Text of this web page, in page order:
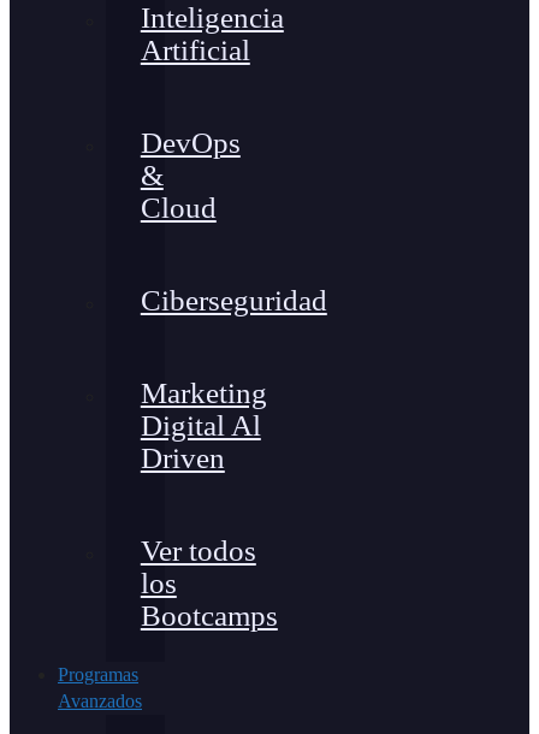
Inteligencia
Artificial
DevOps
&
Cloud
Ciberseguridad
Marketing
Digital Al
Driven
Ver todos
los
Bootcamps
Programas
Avanzados